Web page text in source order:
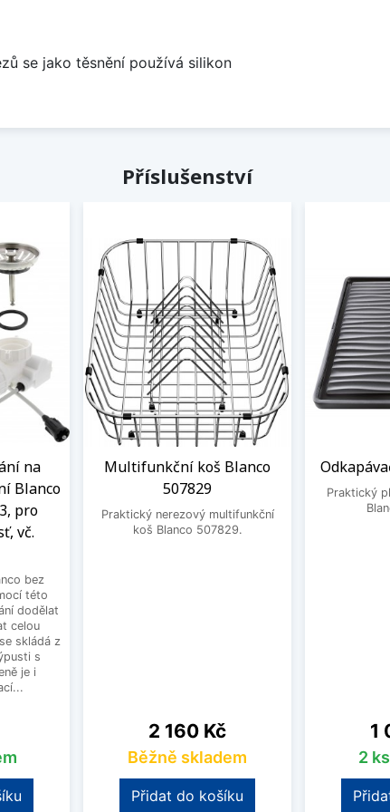
se jako těsnění používá silikon
Příslušenství
na
Blanco
pro
vč.
bez
této
dodělat
celou
skládá z
s
je i
Multifunkční koš Blanco
507829
Praktický nerezový multifunkční
koš Blanco 507829.
Cena
2 160 Kč
Běžně skladem
Přidat do košíku
Praktický
1
2